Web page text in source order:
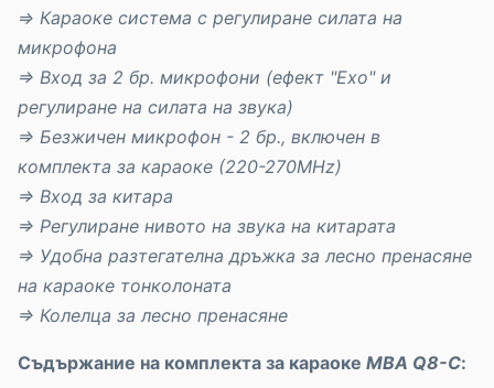
⇒ Караоке система с регулиране силата на
микрофона
⇒ Вход за 2 бр. микрофони (ефект "Ехо" и
регулиране на силата на звука)
⇒ Безжичен микрофон - 2 бр., включен в
комплекта за караоке (220-270MHz)
⇒ Вход за китара
⇒ Регулиране нивото на звука на китарата
⇒ Удобна разтегателна дръжка за лесно пренасяне
на караоке тонколоната
⇒ Колелца за лесно пренасяне
Съдържание на комплекта за караоке MBA Q8-C: